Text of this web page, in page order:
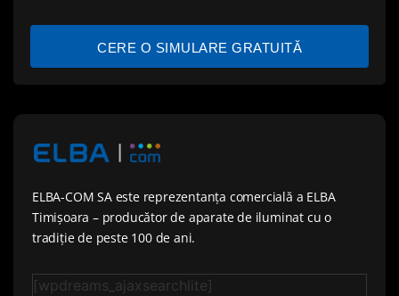
CERE O SIMULARE GRATUITĂ
ELBA-COM SA este reprezentanța comercială a ELBA
Timișoara – producător de aparate de iluminat cu o
tradiție de peste 100 de ani.
[wpdreams_ajaxsearchlite]